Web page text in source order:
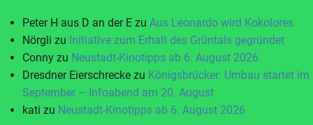
Peter H aus D an der E zu Aus Leonardo wird Kokolores
Nörgli zu Initiative zum Erhalt des Grüntals gegründet
Conny zu Neustadt-Kinotipps ab 6. August 2026
Dresdner Eierschrecke zu Königsbrücker: Umbau startet im
September – Infoabend am 20. August
kati zu Neustadt-Kinotipps ab 6. August 2026